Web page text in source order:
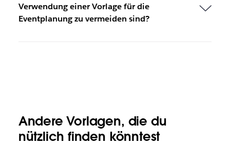
Verwendung einer Vorlage für die
Eventplanung zu vermeiden sind?
Andere Vorlagen, die du
nützlich finden könntest